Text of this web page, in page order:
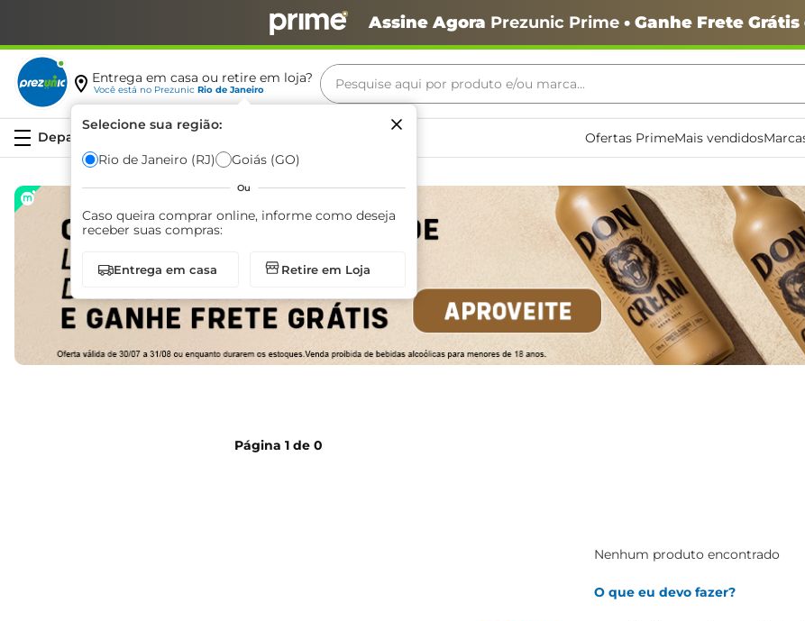
Assine Agora Prezunic Prime• Ganhe Frete
Entrega em casa ou retire em loja?
Você está no Prezunic Rio de Janeiro
Selecione sua região:
Rio de Janeiro (RJ) Goiás (GO)
Ou
Caso queira comprar online, informe como deseja
receber suas compras:
Entrega em casa Retire em Loja
Pesquise aqui por produto e/ou marca...
Ofertas PrimeMais vendidos
Página 1 de 0
Nenhum produto encontrado
O que eu devo fazer?
Termos mais buscados
café
arroz
biscoito